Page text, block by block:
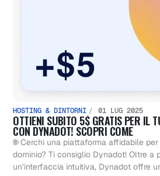
HOSTING & DINTORNI 01 LUG 2025
OTTIENI SUBITO 5$ GRATIS PER IL
CON DYNADOT! SCOPRI COME
🌐 Cerchi una piattaforma affidabile
dominio? Ti consiglio Dynadot! Oltre a
un’interfaccia intuitiva, Dynadot offre